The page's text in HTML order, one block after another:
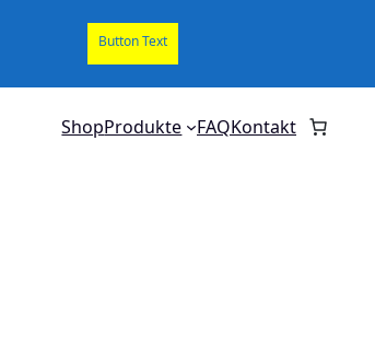
Button Text
ShopProdukte FAQKontakt